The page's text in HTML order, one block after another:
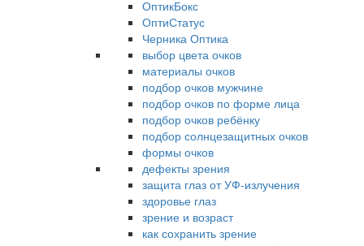
ОптикБокс
ОптиСтатус
Черника Оптика
выбор цвета очков
материалы очков
подбор очков мужчине
подбор очков по форме лица
подбор очков ребёнку
подбор солнцезащитных очков
формы очков
дефекты зрения
защита глаз от УФ-излучения
здоровье глаз
зрение и возраст
как сохранить зрение